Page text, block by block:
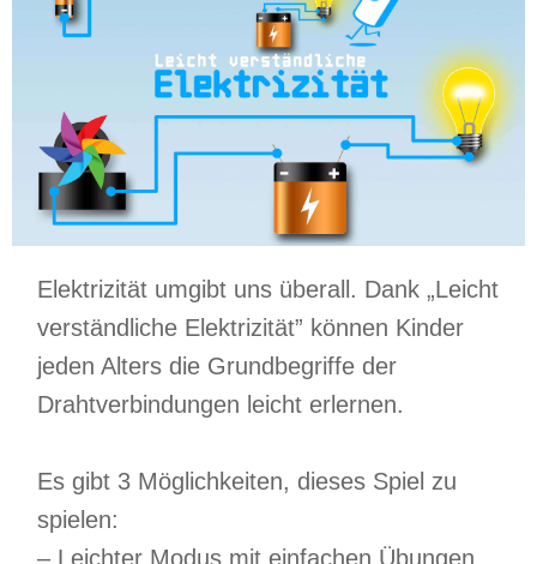
Elektrizität umgibt uns überall. Dank „Leicht
verständliche Elektrizität” können Kinder
jeden Alters die Grundbegriffe der
Drahtverbindungen leicht erlernen.
Es gibt 3 Möglichkeiten, dieses Spiel zu
spielen:
– Leichter Modus mit einfachen Übungen